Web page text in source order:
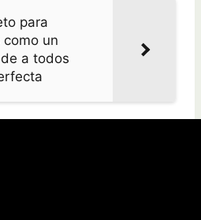
para
un
a todos